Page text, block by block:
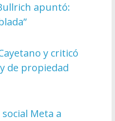
apuntó:
y criticó
de propiedad
Meta a